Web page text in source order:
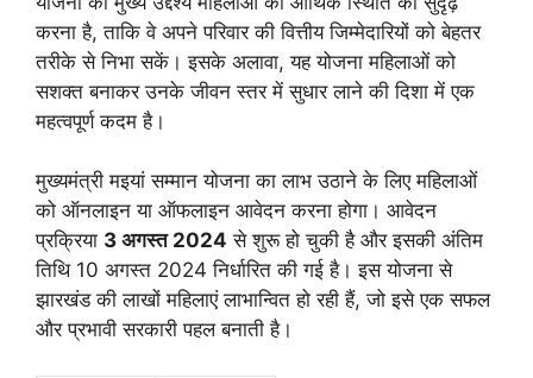
करना है, ताकि वे अपने परिवार की वित्तीय जिम्मेदारियों को बेहतर
तरीके से निभा सकें। इसके अलावा, यह योजना महिलाओं को
सशक्त बनाकर उनके जीवन स्तर में सुधार लाने की दिशा में एक
महत्वपूर्ण कदम है।
मुख्यमंत्री मइयां सम्मान योजना का लाभ उठाने के लिए महिलाओं
को ऑनलाइन या ऑफलाइन आवेदन करना होगा। आवेदन
प्रक्रिया 3 अगस्त 2024 से शुरू हो चुकी है और इसकी अंतिम
तिथि 10 अगस्त 2024 निर्धारित की गई है। इस योजना से
झारखंड की लाखों महिलाएं लाभान्वित हो रही हैं, जो इसे एक सफल
और प्रभावी सरकारी पहल बनाती है।